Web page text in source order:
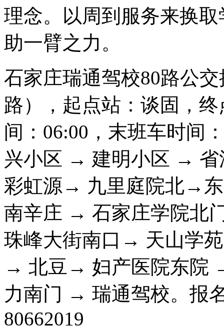
理念。以周到服务来换
助一臂之力。
石家庄瑞通驾校80路公
路），起点站：谈固，
间：06:00，末班车时间
兴小区 → 建明小区 →
彩虹源→ 九里庭院北→
南辛庄 → 石家庄学院
珠峰大街南口→ 天山学
→ 北豆→ 妇产医院东院
力南门 → 瑞通驾校。报
80662019